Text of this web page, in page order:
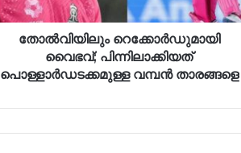
തോൽവിയിലും റെക്കോർഡുമായി
വൈഭവ്; പിന്നിലാക്കിയത്
പൊള്ളാർഡടക്കമുള്ള വമ്പൻ താരങ്ങളെ